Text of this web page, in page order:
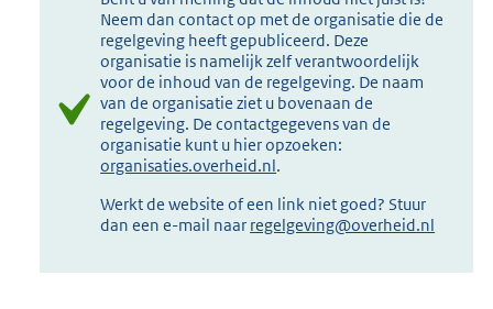
Neem dan contact op met de organisatie die de
regelgeving heeft gepubliceerd. Deze
organisatie is namelijk zelf verantwoordelijk
voor de inhoud van de regelgeving. De naam
van de organisatie ziet u bovenaan de
regelgeving. De contactgegevens van de
organisatie kunt u hier opzoeken:
organisaties.overheid.nl.
Werkt de website of een link niet goed? Stuur
dan een e-mail naar regelgeving@overheid.nl